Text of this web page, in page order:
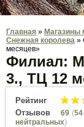
Главная » Магазины
Снежная королева »
месяцев»
Филиал:
3., ТЦ 12
Рейтинг
Отзывов 69 (
нейтральных)